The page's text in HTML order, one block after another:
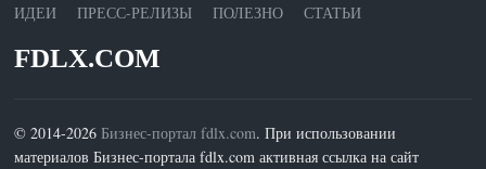
ИДЕИ
ПРЕСС-РЕЛИЗЫ ПОЛЕЗНО СТАТЬИ
FDLX.COM
© 2014-2026 Бизнес-портал fdlx.com. При использовании
материалов Бизнес-портала fdlx.com активная ссылка на сайт